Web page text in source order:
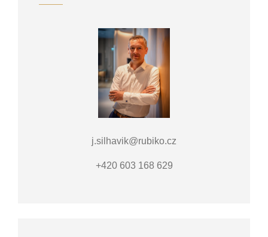
j.silhavik@rubiko.cz
+420 603 168 629